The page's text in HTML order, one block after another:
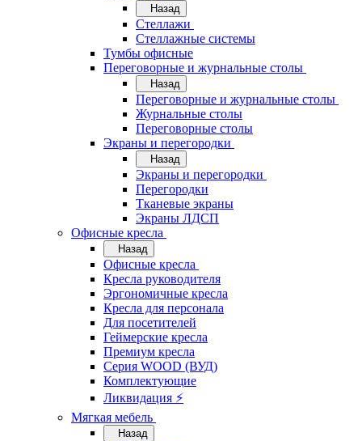
Назад
Стеллажи
Стеллажные системы
Тумбы офисные
Переговорные и журнальные столы
Назад
Переговорные и журнальные столы
Журнальные столы
Переговорные столы
Экраны и перегородки
Назад
Экраны и перегородки
Перегородки
Тканевые экраны
Экраны ЛДСП
Офисные кресла
Назад
Офисные кресла
Кресла руководителя
Эргономичные кресла
Кресла для персонала
Для посетителей
Геймерские кресла
Премиум кресла
Серия WOOD (ВУД)
Комплектующие
Ликвидация ⚡
Мягкая мебель
Назад